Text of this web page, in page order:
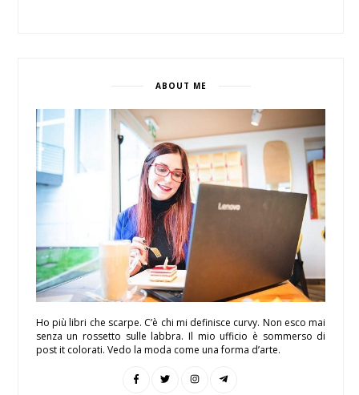
ABOUT ME
Ho più libri che scarpe. C’è chi mi definisce curvy. Non esco mai
senza un rossetto sulle labbra. Il mio ufficio è sommerso di
post it colorati. Vedo la moda come una forma d’arte.